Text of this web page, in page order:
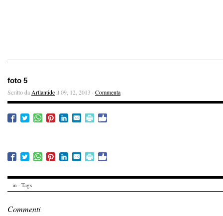
foto 5
Scritto da Artlantideil 09, 12, 2013 · Commenta
in · Tags
Commenti